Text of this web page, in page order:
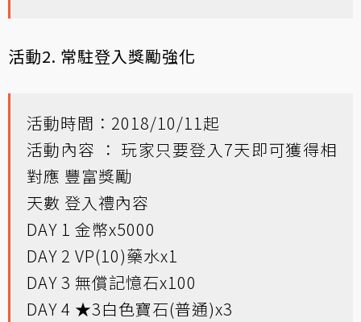
活動2. 常駐登入獎勵強化
活動時間：2018/10/11起
活動內容 ： 玩家只要登入7天即可獲得相
對應 豐富獎勵
天數 登入禮內容
DAY 1 金幣x5000
DAY 2 VP(10)藥水x1
DAY 3 無償記憶石x100
DAY 4 ★3白色寶石(普通)x3